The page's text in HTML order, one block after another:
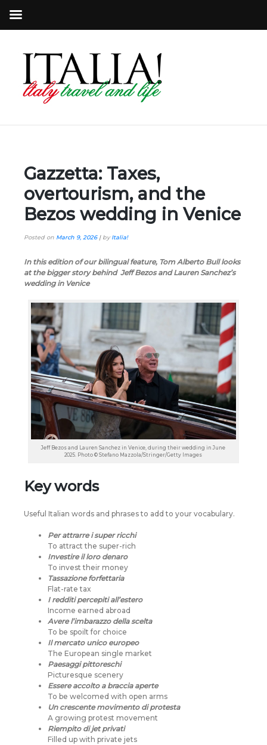
Gazzetta: Taxes,
overtourism, and the
Bezos wedding in Venice
Posted on March 9, 2026| byItalia!
In this edition of our bilingual feature, Tom Alberto Bull looks
at the bigger story behind Jeff Bezos and Lauren Sanchez’s
wedding in Venice
Jeff Bezos and Lauren Sanchez in Venice, during their wedding in June
2025. Photo © Stefano Mazzola/Stringer/Getty Images
Key words
Useful Italian words and phrases to add to your vocabulary.
Per attrarre i super ricchi
To attract the super-rich
Investire il loro denaro
To invest their money
Tassazione forfettaria
Flat-rate tax
I redditi percepiti all’estero
Income earned abroad
Avere l’imbarazzo della scelta
To be spoilt for choice
Il mercato unico europeo
The European single market
Paesaggi pittoreschi
Picturesque scenery
Essere accolto a braccia aperte
To be welcomed with open arms
Un crescente movimento di protesta
A growing protest movement
Riempito di jet privati
Filled up with private jets